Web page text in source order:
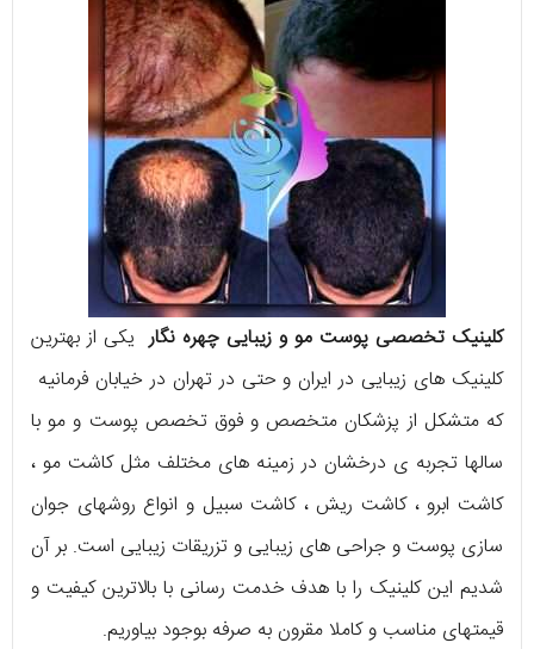
کلینیک تخصصی پوست مو و زیبایی چهره نگاریکی از بهترین
کلینیک های زیبایی در ایران و حتی در تهران در خیابان فرمانیه
که متشکل از پزشکان متخصص و فوق تخصص پوست و مو با
سالها تجربه ی درخشان در زمینه های مختلف مثل کاشت مو ،
کاشت ابرو ، کاشت ریش ، کاشت سبیل و انواع روشهای جوان
سازی پوست و جراحی های زیبایی و تزریقات زیبایی است. بر آن
شدیم این کلینیک را با هدف خدمت رسانی با بالاترین کیفیت و
قیمتهای مناسب و کاملا مقرون به صرفه بوجود بیاوریم.